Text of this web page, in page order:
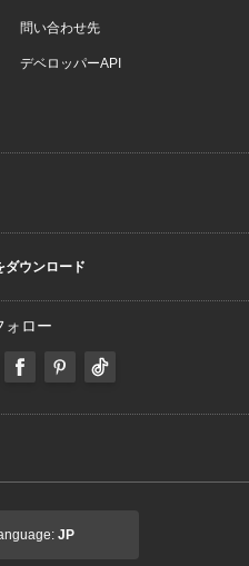
問い合わせ先
デベロッパーAPI
ダウンロード
ォロー
JP